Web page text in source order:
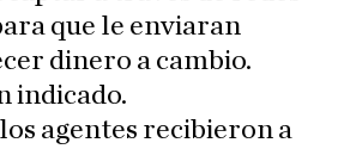
que le enviaran
dinero a cambio.
indicado.
agentes recibieron a